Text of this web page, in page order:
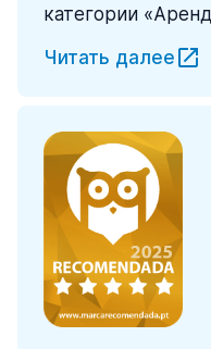
категории
Читать далее